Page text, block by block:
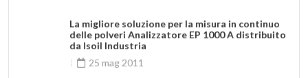
La migliore soluzione per la misura in continuo
delle polveri Analizzatore EP 1000 A distribuito
da Isoil Industria
25 mag 2011